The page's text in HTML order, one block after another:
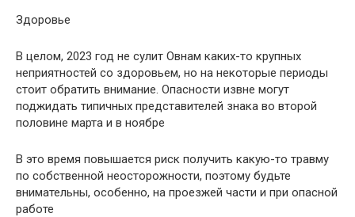
Здоровье
В целом, 2023 год не сулит Овнам каких-то крупных
неприятностей со здоровьем, но на некоторые периоды
стоит обратить внимание. Опасности извне могут
поджидать типичных представителей знака во второй
половине марта и в ноябре
В это время повышается риск получить какую-то травму
по собственной неосторожности, поэтому будьте
внимательны, особенно, на проезжей части и при опасной
работе